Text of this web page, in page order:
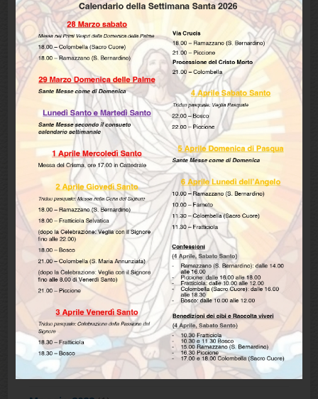
Settembre 2025(4)
Maggio 2025(1)
Aprile 2025(1)
Maggio 2024(1)
Marzo 2024(1)
Febbraio 2024(1)
Dicembre 2023(1)
Ottobre 2023(1)
Maggio 2023
Marzo 2023(1)
Febbraio 2023(3)
Dicembre 2022 (4)
Novembre 2022 (2)